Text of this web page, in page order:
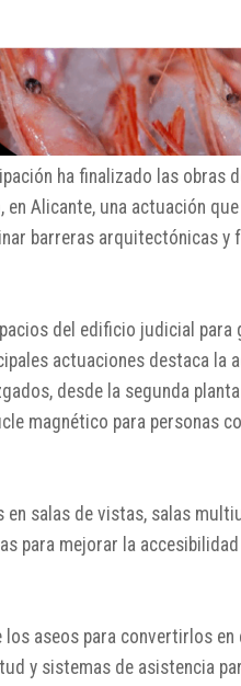
ha finalizado las obras
Alicante, una actuación
barreras arquitectónicas y
del edificio judicial para
actuaciones destaca la
desde la segunda
magnético para personas
en salas de vistas, salas
para mejorar la
aseos para convertirlos en
y sistemas de asistencia